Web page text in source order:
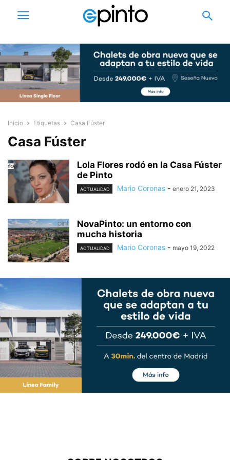
Inicio Etiquetas Casa Fúster
Casa Fúster
Lola Flores rodó en la Casa Fúster
de Pinto
ACTUALIDAD Mario Coronas - enero 21, 2023
NovaPinto: un entorno con
mucha historia
ACTUALIDAD Mario Coronas - mayo 19, 2022